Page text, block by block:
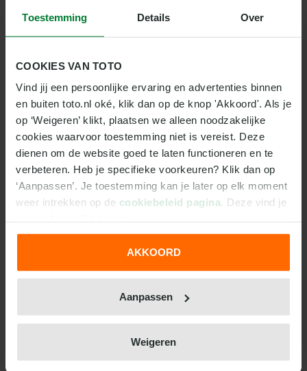
Toestemming Details Over
COOKIES VAN TOTO
Vind jij een persoonlijke ervaring en advertenties binnen
en buiten toto.nl oké, klik dan op de knop 'Akkoord'. Als je
op ‘Weigeren’ klikt, plaatsen we alleen noodzakelijke
cookies waarvoor toestemming niet is vereist. Deze
dienen om de website goed te laten functioneren en te
verbeteren. Heb je specifieke voorkeuren? Klik dan op
‘Aanpassen’. Je toestemming kan je later op elk moment
weer intrekken op de cookiebeleid pagina . Deze vind je
We werken samen met31 derdendie uw gegevens
AKKOORD
Aanpassen
Weigeren
Antonio Arena 0
Lorenzo Venturino
DE SPELERS VAN SS LAZIO KLEURLOOS
De spelers van SS Lazio geven laatste wedstrijden
weinig richting. De vorige competitiewedstrijd
verloor Lazio van Inter met 0-3. De afgelopen vijf
competitiewedstrijden wonnen de spelers van SS
Lazio twee duels, verloren tweemaal en speelden één
keer gelijk. Lazio hield éénmaal de nul in de
vaker in de tweede helft dan in de eerste helft.
niet deel, vanwege een eerdere rode kaart.
TEAMSTATS SS LAZIO:
gemiddelde van 1,08.